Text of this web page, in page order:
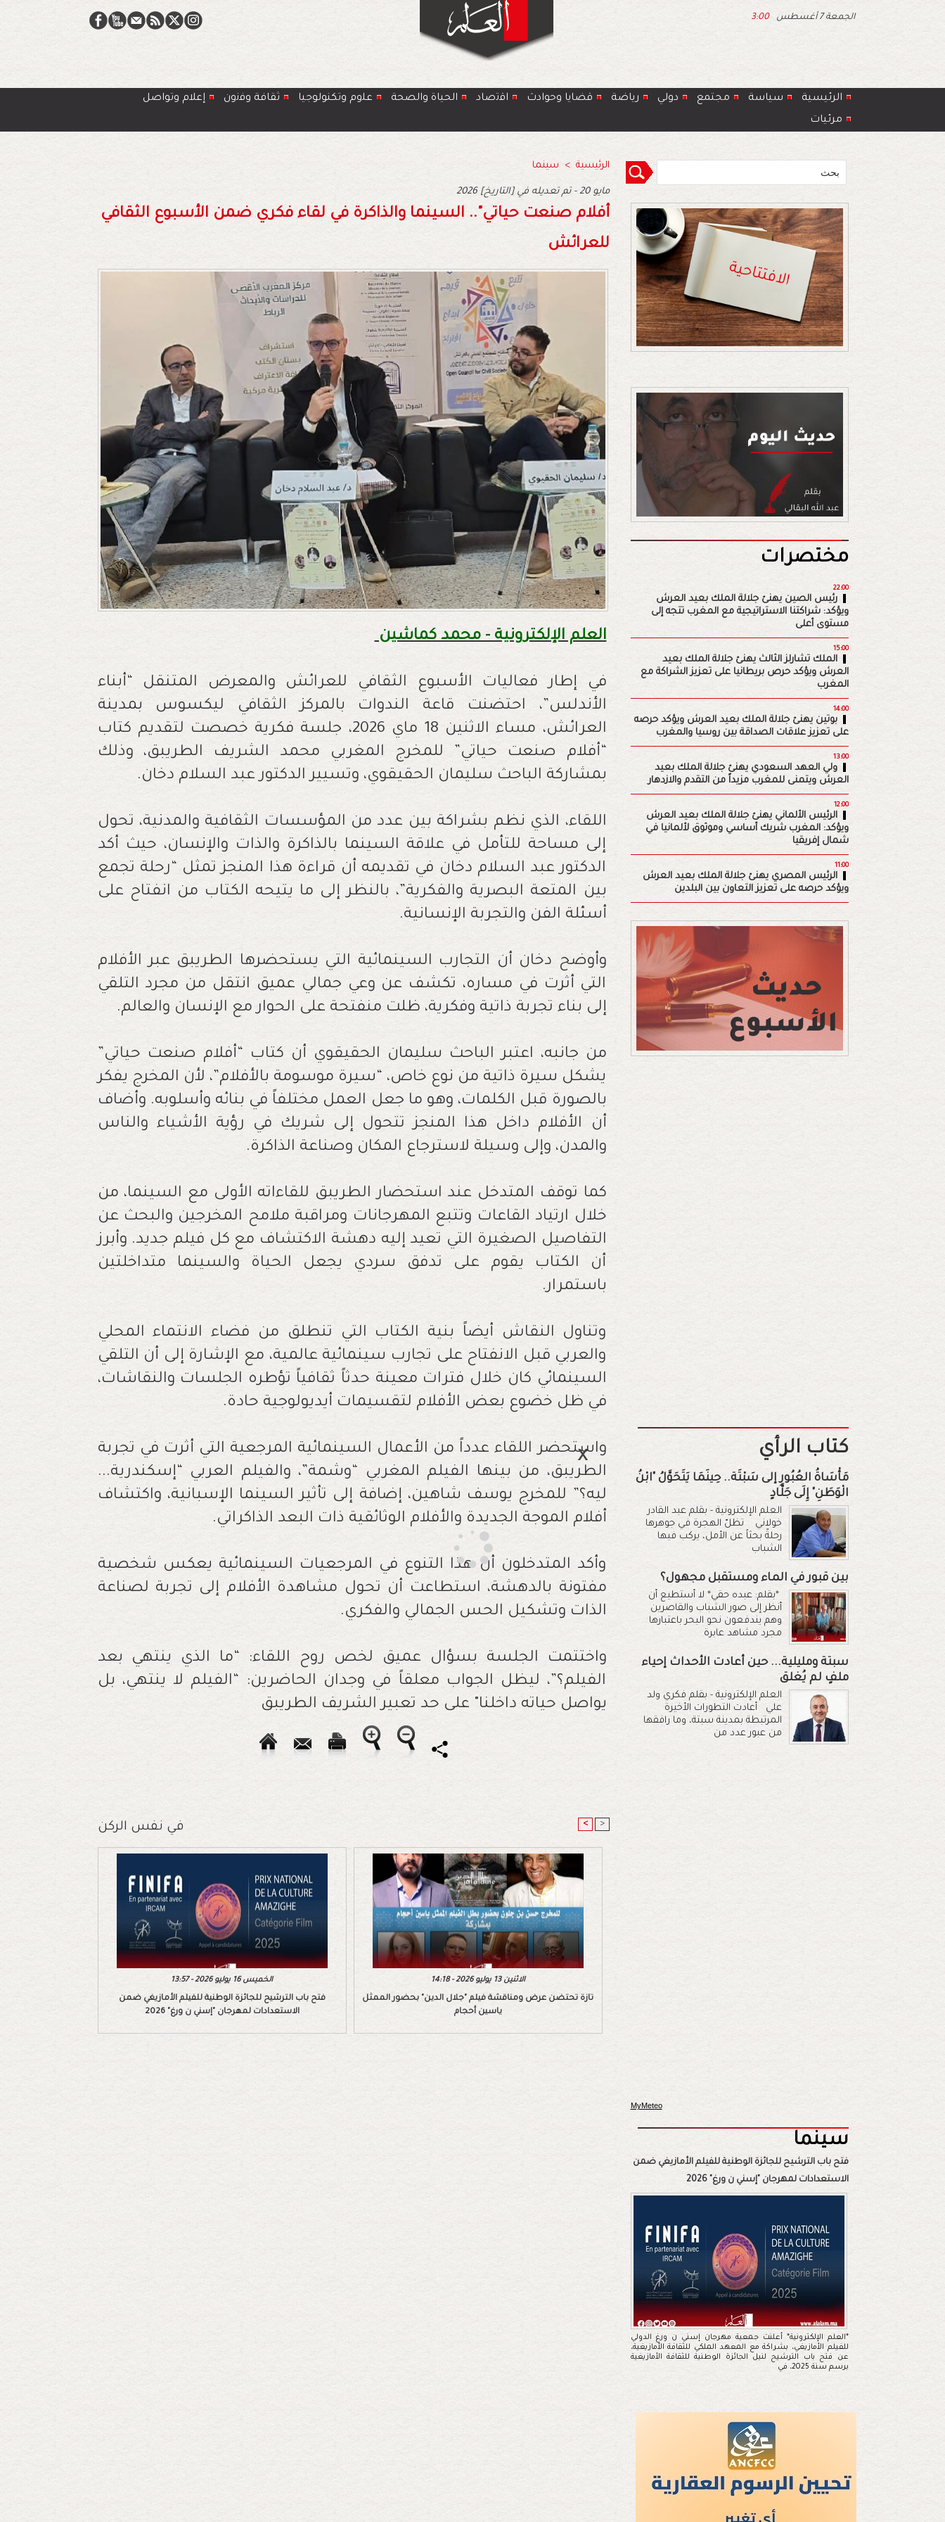
الجمعة 7 أغسطس 3:00
الرئيسية سياسة مجتمع دولي رياضة قضايا وحوادث اﻗﺗﺻﺎد الحياة والصحة ﻋﻠوم وتكنولوجيا ﺛﻘﺎﻓﺔ وﻓﻧون
إعلام وتواصل
مرئيات
الرئيسية > سينما
2026 مايو 20 - تم تعديله في [التاريخ]
أفلام صنعت حياتي".. السينما والذاكرة في لقاء فكري ضمن الأسبوع الثقافي
للعرائش
العلم الإلكترونية - محمد كماشين
في إطار فعاليات الأسبوع الثقافي للعرائش والمعرض المتنقل “أبناء
الأندلس”، احتضنت قاعة الندوات بالمركز الثقافي ليكسوس بمدينة
العرائش، مساء الاثنين 18 ماي 2026، جلسة فكرية خصصت لتقديم كتاب
“أفلام صنعت حياتي” للمخرج المغربي محمد الشريف الطريبق، وذلك
بمشاركة الباحث سليمان الحقيقوي، وتسيير الدكتور عبد السلام دخان.
اللقاء، الذي نظم بشراكة بين عدد من المؤسسات الثقافية والمدنية، تحول
إلى مساحة للتأمل في علاقة السينما بالذاكرة والذات والإنسان، حيث أكد
الدكتور عبد السلام دخان في تقديمه أن قراءة هذا المنجز تمثل “رحلة تجمع
بين المتعة البصرية والفكرية”، بالنظر إلى ما يتيحه الكتاب من انفتاح على
أسئلة الفن والتجربة الإنسانية.
وأوضح دخان أن التجارب السينمائية التي يستحضرها الطريبق عبر الأفلام
التي أثرت في مساره، تكشف عن وعي جمالي عميق انتقل من مجرد التلقي
إلى بناء تجربة ذاتية وفكرية، ظلت منفتحة على الحوار مع الإنسان والعالم.
من جانبه، اعتبر الباحث سليمان الحقيقوي أن كتاب “أفلام صنعت حياتي”
يشكل سيرة ذاتية من نوع خاص، “سيرة موسومة بالأفلام”، لأن المخرج يفكر
بالصورة قبل الكلمات، وهو ما جعل العمل مختلفاً في بنائه وأسلوبه. وأضاف
أن الأفلام داخل هذا المنجز تتحول إلى شريك في رؤية الأشياء والناس
والمدن، وإلى وسيلة لاسترجاع المكان وصناعة الذاكرة.
كما توقف المتدخل عند استحضار الطريبق للقاءاته الأولى مع السينما، من
خلال ارتياد القاعات وتتبع المهرجانات ومراقبة ملامح المخرجين والبحث عن
التفاصيل الصغيرة التي تعيد إليه دهشة الاكتشاف مع كل فيلم جديد. وأبرز
أن الكتاب يقوم على تدفق سردي يجعل الحياة والسينما متداخلتين
باستمرار.
وتناول النقاش أيضاً بنية الكتاب التي تنطلق من فضاء الانتماء المحلي
والعربي قبل الانفتاح على تجارب سينمائية عالمية، مع الإشارة إلى أن التلقي
السينمائي كان خلال فترات معينة حدثاً ثقافياً تؤطره الجلسات والنقاشات،
في ظل خضوع بعض الأفلام لتقسيمات أيديولوجية حادة.
واستحضر اللقاء عدداً من الأعمال السينمائية المرجعية التي أثرت في تجربة
الطريبق، من بينها الفيلم المغربي “وشمة”، والفيلم العربي “إسكندرية...
ليه؟” للمخرج يوسف شاهين، إضافة إلى تأثير السينما الإسبانية، واكتشاف
أفلام الموجة الجديدة والأفلام الوثائقية ذات البعد الذاكراتي.
وأكد المتدخلون أن هذا التنوع في المرجعيات السينمائية يعكس شخصية
مفتونة بالدهشة، استطاعت أن تحول مشاهدة الأفلام إلى تجربة لصناعة
الذات وتشكيل الحس الجمالي والفكري.
واختتمت الجلسة بسؤال عميق لخص روح اللقاء: “ما الذي ينتهي بعد
الفيلم؟”، ليظل الجواب معلقاً في وجدان الحاضرين: “الفيلم لا ينتهي، بل
يواصل حياته داخلنا" على حد تعبير الشريف الطريبق
في نفس الركن < >
الخميس 16 يوليو 2026 - 13:57
فتح باب الترشيح للجائزة الوطنية للفيلم الأمازيغي ضمن
الاستعدادات لمهرجان "إسني ن ورغ" 2026
الاثنين 13 يوليو 2026 - 14:18
تازة تحتضن عرض ومناقشة فيلم "جلال الدين" بحضور الممثل
ياسين أحجام
مختصرات
22:00
رئيس الصين يهنئ جلالة الملك بعيد العرش
ويؤكد: شراكتنا الاستراتيجية مع المغرب تتجه إلى
مستوى أعلى
15:00
الملك تشارلز الثالث يهنئ جلالة الملك بعيد
العرش ويؤكد حرص بريطانيا على تعزيز الشراكة مع
المغرب
14:00
بوتين يهنئ جلالة الملك بعيد العرش ويؤكد حرصه
على تعزيز علاقات الصداقة بين روسيا والمغرب
13:00
ولي العهد السعودي يهنئ جلالة الملك بعيد
العرش ويتمنى للمغرب مزيداً من التقدم والازدهار
12:00
الرئيس الألماني يهنئ جلالة الملك بعيد العرش
ويؤكد: المغرب شريك أساسي وموثوق لألمانيا في
شمال إفريقيا
11:00
الرئيس المصري يهنئ جلالة الملك بعيد العرش
ويؤكد حرصه على تعزيز التعاون بين البلدين
كتاب الرأي
مَأْسَاةُ العُبُورِ إلى سَبْتَة.. حِينَمَا يَتَحَوَّلُ "ابْنُ
الْوَطَنِ" إِلَى جَلَّادٍ
العلم الإلكترونية - بقلم عبد القادر
خولاني تظلّ الهجرة في جوهرها
رحلةً بحثاً عن الأمل، يركب فيها
الشباب
بين قبور في الماء ومستقبل مجهول؟
*بقلم: عبده حقي* لا أستطيع أن
أنظر إلى صور الشباب والقاصرين
وهم يندفعون نحو البحر باعتبارها
مجرد مشاهد عابرة
سبتة ومليلية... حين أعادت الأحداث إحياء
ملفٍ لم يُغلق
العلم الإلكترونية - بقلم فكري ولد
علي أعادت التطورات الأخيرة
المرتبطة بمدينة سبتة، وما رافقها
من عبور عدد من
MyMeteo
سينما
فتح باب الترشيح للجائزة الوطنية للفيلم الأمازيغي ضمن
الاستعدادات لمهرجان "إسني ن ورغ" 2026
*العلم الإلكترونية* أعلنت جمعية مهرجان إسني ن ورغ الدولي
للفيلم الأمازيغي، بشراكة مع المعهد الملكي للثقافة الأمازيغية،
عن فتح باب الترشيح لنيل الجائزة الوطنية للثقافة الأمازيغية
برسم سنة 2025، في